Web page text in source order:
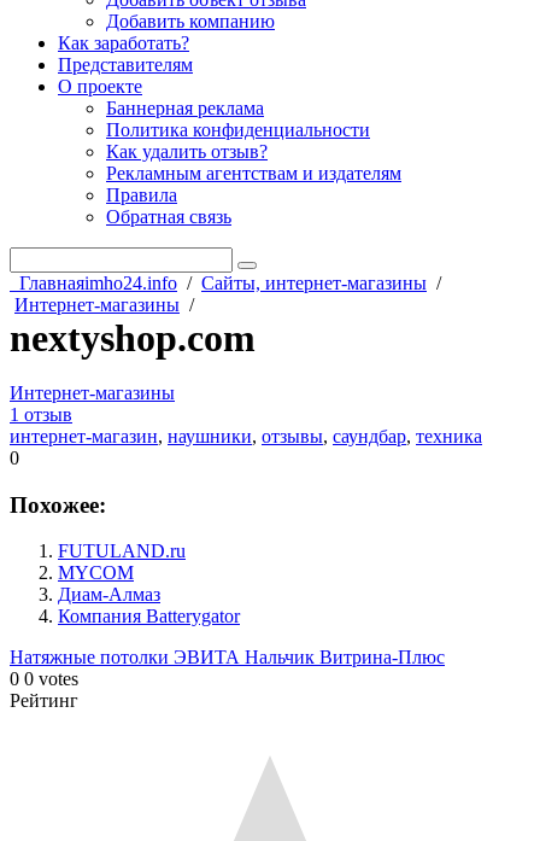
Добавить компанию
Как заработать?
Представителям
О проекте
Баннерная реклама
Политика конфиденциальности
Как удалить отзыв?
Рекламным агентствам и издателям
Правила
Обратная связь
Главнаяimho24.info / Сайты, интернет-магазины /
Интернет-магазины /
nextyshop.com
Интернет-магазины
1 отзыв
интернет-магазин, наушники, отзывы, саундбар, техника
0
Похожее:
FUTULAND.ru
MYCOM
Диам-Алмаз
Компания Batterygator
Натяжные потолки ЭВИТА Нальчик Витрина-Плюс
0 0 votes
Рейтинг